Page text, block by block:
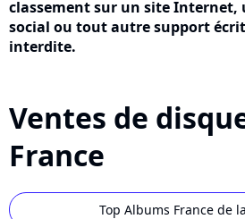
classement sur un site Internet,
social ou tout autre support
interdite.
Ventes de
France
Top Albums France de